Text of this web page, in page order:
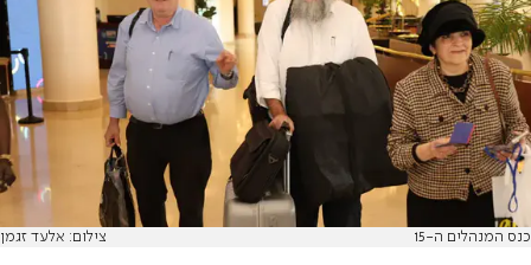
כנס המנהלים ה-15 צילום: אלעד זגמן